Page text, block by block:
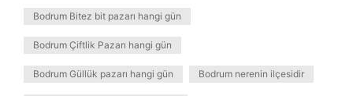
Bodrum Bitez bit pazarı hangi gün
Bodrum Çiftlik Pazarı hangi gün
Bodrum Güllük pazarı hangi gün Bodrum nerenin ilçesidir